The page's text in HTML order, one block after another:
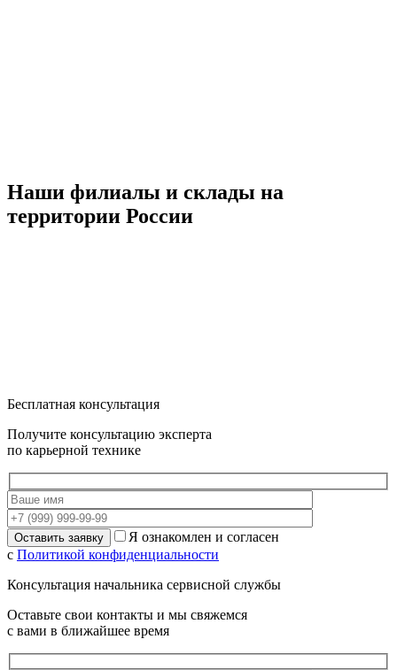
Наши филиалы и склады на
территории России
Бесплатная консультация
Получите консультацию эксперта
по карьерной технике
Я ознакомлен и согласен
с Политикой конфиденциальности
Консультация начальника сервисной службы
Оставьте свои контакты и мы свяжемся
с вами в ближайшее время